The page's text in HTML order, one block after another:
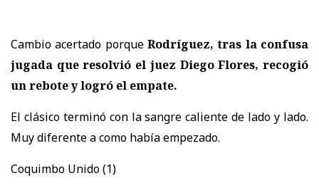
Cambio acertado porque Rodríguez, tras la confusa
jugada que resolvió el juez Diego Flores, recogió
un rebote y logró el empate.
El clásico terminó con la sangre caliente de lado y lado.
Muy diferente a como había empezado.
Coquimbo Unido (1)